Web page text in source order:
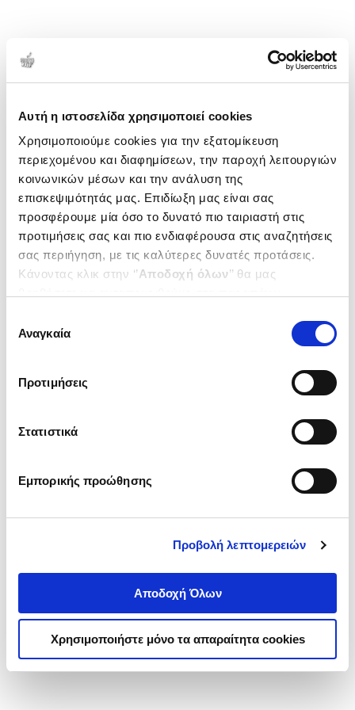
Αυτή η ιστοσελίδα χρησιμοποιεί cookies
Χρησιμοποιούμε cookies για την εξατομίκευση
περιεχομένου και διαφημίσεων, την παροχή λειτουργιών
κοινωνικών μέσων και την ανάλυση της
επισκεψιμότητάς μας. Επιδίωξη μας είναι σας
προσφέρουμε μία όσο το δυνατό πιο ταιριαστή στις
προτιμήσεις σας και πιο ενδιαφέρουσα στις αναζητήσεις
σας περιήγηση, με τις καλύτερες δυνατές προτάσεις.
Κάνοντας κλικ στην ‘’Αποδοχή όλων’’ θα μας
ενδιαφέρουν και να επιλέξετε από τα παρακάτω με την
΄΄και να ενημερωθείτε σχετικά με
συγκατάθεσης
Αναγκαία
Προτιμήσεις
Στατιστικά
Εμπορικής προώθησης
Προβολή λεπτομερειών
Αποδοχή Όλων
Χρησιμοποιήστε μόνο τα απαραίτητα cookies